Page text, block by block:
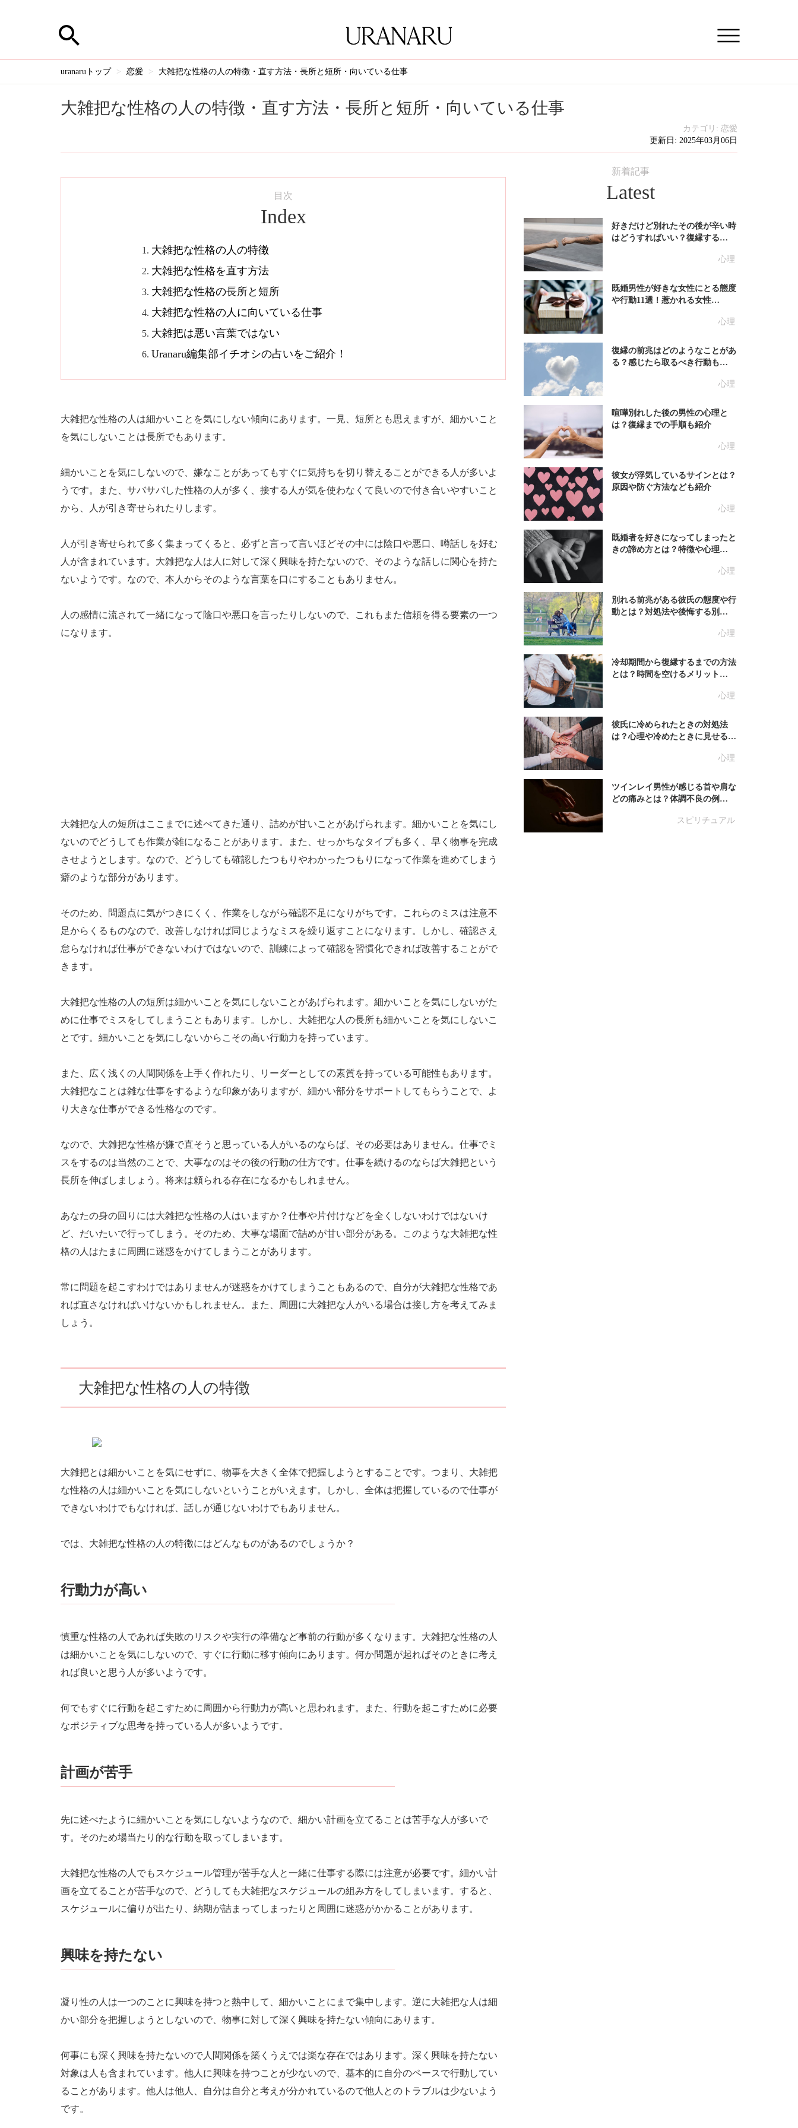
uranaruトップ 恋愛 大雑把な性格の人の特徴・直す方法・長所と短所・向いている仕事
大雑把な性格の人の特徴・直す方法・長所と短所・向いている仕事
カテゴリ: 恋愛
更新日: 2025年03月06日
目次
Index
大雑把な性格の人の特徴
大雑把な性格を直す方法
大雑把な性格の長所と短所
大雑把な性格の人に向いている仕事
大雑把は悪い言葉ではない
Uranaru編集部イチオシの占いをご紹介！
大雑把な性格の人は細かいことを気にしない傾向にあります。一見、短所とも思えますが、細かいこと
を気にしないことは長所でもあります。
細かいことを気にしないので、嫌なことがあってもすぐに気持ちを切り替えることができる人が多いよ
うです。また、サバサバした性格の人が多く、接する人が気を使わなくて良いので付き合いやすいこと
から、人が引き寄せられたりします。
人が引き寄せられて多く集まってくると、必ずと言って言いほどその中には陰口や悪口、噂話しを好む
人が含まれています。大雑把な人は人に対して深く興味を持たないので、そのような話しに関心を持た
ないようです。なので、本人からそのような言葉を口にすることもありません。
人の感情に流されて一緒になって陰口や悪口を言ったりしないので、これもまた信頼を得る要素の一つ
になります。
大雑把な人の短所はここまでに述べてきた通り、詰めが甘いことがあげられます。細かいことを気にし
ないのでどうしても作業が雑になることがあります。また、せっかちなタイプも多く、早く物事を完成
させようとします。なので、どうしても確認したつもりやわかったつもりになって作業を進めてしまう
癖のような部分があります。
そのため、問題点に気がつきにくく、作業をしながら確認不足になりがちです。これらのミスは注意不
足からくるものなので、改善しなければ同じようなミスを繰り返すことになります。しかし、確認さえ
怠らなければ仕事ができないわけではないので、訓練によって確認を習慣化できれば改善することがで
きます。
大雑把な性格の人の短所は細かいことを気にしないことがあげられます。細かいことを気にしないがた
めに仕事でミスをしてしまうこともあります。しかし、大雑把な人の長所も細かいことを気にしないこ
とです。細かいことを気にしないからこその高い行動力を持っています。
また、広く浅くの人間関係を上手く作れたり、リーダーとしての素質を持っている可能性もあります。
大雑把なことは雑な仕事をするような印象がありますが、細かい部分をサポートしてもらうことで、よ
り大きな仕事ができる性格なのです。
なので、大雑把な性格が嫌で直そうと思っている人がいるのならば、その必要はありません。仕事でミ
スをするのは当然のことで、大事なのはその後の行動の仕方です。仕事を続けるのならば大雑把という
長所を伸ばしましょう。将来は頼られる存在になるかもしれません。
あなたの身の回りには大雑把な性格の人はいますか？仕事や片付けなどを全くしないわけではないけ
ど、だいたいで行ってしまう。そのため、大事な場面で詰めが甘い部分がある。このような大雑把な性
格の人はたまに周囲に迷惑をかけてしまうことがあります。
常に問題を起こすわけではありませんが迷惑をかけてしまうこともあるので、自分が大雑把な性格であ
れば直さなければいけないかもしれません。また、周囲に大雑把な人がいる場合は接し方を考えてみま
しょう。
大雑把な性格の人の特徴
大雑把とは細かいことを気にせずに、物事を大きく全体で把握しようとすることです。つまり、大雑把
な性格の人は細かいことを気にしないということがいえます。しかし、全体は把握しているので仕事が
できないわけでもなければ、話しが通じないわけでもありません。
では、大雑把な性格の人の特徴にはどんなものがあるのでしょうか？
行動力が高い
慎重な性格の人であれば失敗のリスクや実行の準備など事前の行動が多くなります。大雑把な性格の人
は細かいことを気にしないので、すぐに行動に移す傾向にあります。何か問題が起ればそのときに考え
れば良いと思う人が多いようです。
何でもすぐに行動を起こすために周囲から行動力が高いと思われます。また、行動を起こすために必要
なポジティブな思考を持っている人が多いようです。
計画が苦手
先に述べたように細かいことを気にしないようなので、細かい計画を立てることは苦手な人が多いで
す。そのため場当たり的な行動を取ってしまいます。
大雑把な性格の人でもスケジュール管理が苦手な人と一緒に仕事する際には注意が必要です。細かい計
画を立てることが苦手なので、どうしても大雑把なスケジュールの組み方をしてしまいます。すると、
スケジュールに偏りが出たり、納期が詰まってしまったりと周囲に迷惑がかかることがあります。
興味を持たない
凝り性の人は一つのことに興味を持つと熱中して、細かいことにまで集中します。逆に大雑把な人は細
かい部分を把握しようとしないので、物事に対して深く興味を持たない傾向にあります。
何事にも深く興味を持たないので人間関係を築くうえでは楽な存在ではあります。深く興味を持たない
対象は人も含まれています。他人に興味を持つことが少ないので、基本的に自分のペースで行動してい
ることがあります。他人は他人、自分は自分と考えが分かれているので他人とのトラブルは少ないよう
です。
新着記事
Latest
心理
好きだけど別れたその後が辛い時
はどうすればいい？復縁する…
心理
既婚男性が好きな女性にとる態度
や行動11選！惹かれる女性…
心理
復縁の前兆はどのようなことがあ
る？感じたら取るべき行動も…
心理
喧嘩別れした後の男性の心理と
は？復縁までの手順も紹介
心理
彼女が浮気しているサインとは？
原因や防ぐ方法なども紹介
心理
既婚者を好きになってしまったと
きの諦め方とは？特徴や心理…
心理
別れる前兆がある彼氏の態度や行
動とは？対処法や後悔する別…
心理
冷却期間から復縁するまでの方法
とは？時間を空けるメリット…
心理
彼氏に冷められたときの対処法
は？心理や冷めたときに見せる…
スピリチュアル
ツインレイ男性が感じる首や肩な
どの痛みとは？体調不良の例…